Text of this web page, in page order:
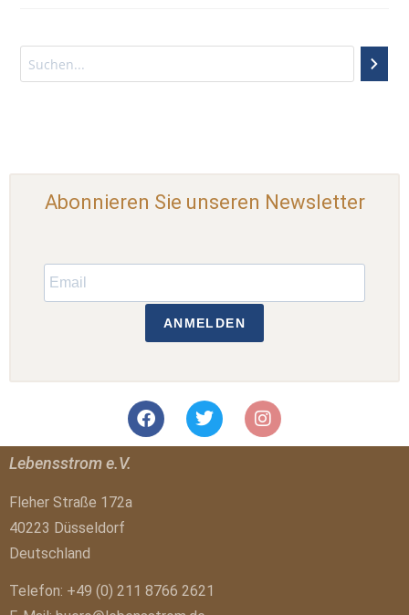
Abonnieren Sie unseren Newsletter
ANMELDEN
Lebensstrom e.V.
Fleher Straße 172a
40223 Düsseldorf
Deutschland
Telefon: +49 (0) 211 8766 2621